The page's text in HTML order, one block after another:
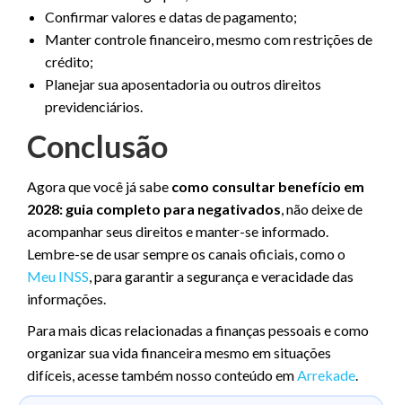
Confirmar valores e datas de pagamento;
Manter controle financeiro, mesmo com restrições de
crédito;
Planejar sua aposentadoria ou outros direitos
previdenciários.
Conclusão
Agora que você já sabe como consultar benefício em
2028: guia completo para negativados, não deixe de
acompanhar seus direitos e manter-se informado.
Lembre-se de usar sempre os canais oficiais, como o
Meu INSS, para garantir a segurança e veracidade das
informações.
Para mais dicas relacionadas a finanças pessoais e como
organizar sua vida financeira mesmo em situações
difíceis, acesse também nosso conteúdo emArrekade.